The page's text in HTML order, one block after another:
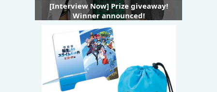
[Interview Now] Prize giveaway!
Winner announced!